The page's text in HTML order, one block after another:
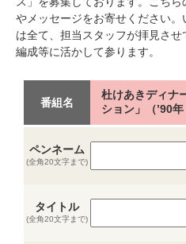
やメッセージをお寄せください
は全て、担当スタッフが拝見さ
編成等に活かして参ります。
番組名
杜けあきディナ
ション」（’90
ペンネーム
(全角20文字まで)
タイトル
(全角20文字まで)